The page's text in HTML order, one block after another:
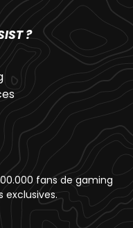
?
fans de gaming